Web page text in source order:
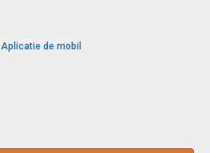
Aplicatie de mobil